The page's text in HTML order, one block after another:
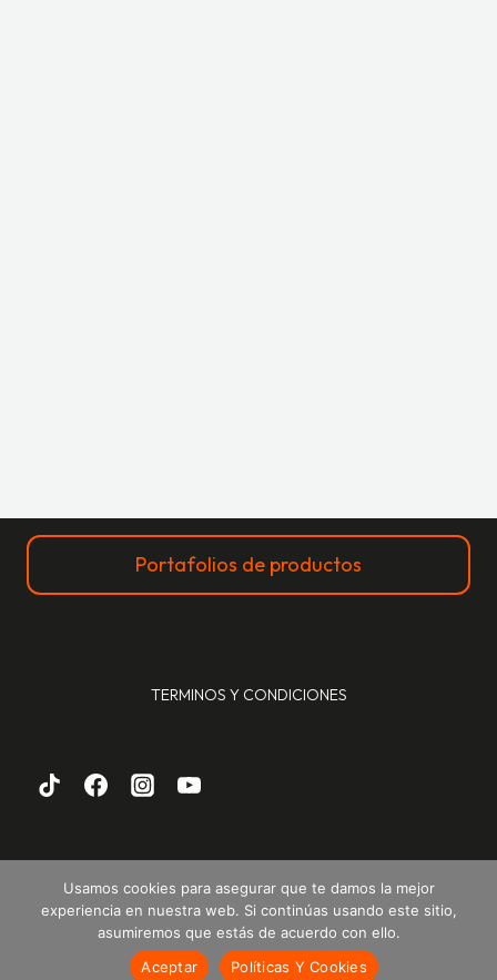
Portafolios de productos
TERMINOS Y CONDICIONES
© 2022 Plastempack De Colombia S.A.S -Todos los derechos
reservados
Usamos cookies para asegurar que te damos la mejor
experiencia en nuestra web. Si continúas usando este sitio,
asumiremos que estás de acuerdo con ello.
Aceptar
Políticas Y Cookies